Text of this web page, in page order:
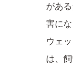
があ
害に
ウェ
は、